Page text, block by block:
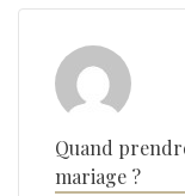
Quand
mariage ?